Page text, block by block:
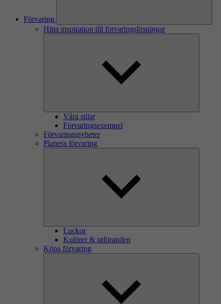
Förvaring
Hitta inspiration till förvaringslösningar
Våra stilar
Förvaringsexempel
Förvaringsnyheter
Planera förvaring
Luckor
Kulörer & utföranden
Köpa förvaring